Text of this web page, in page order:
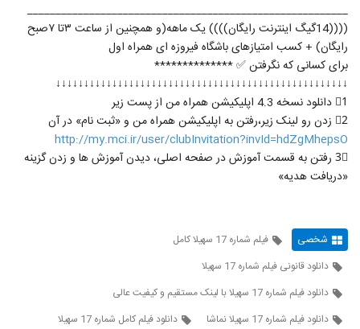
_________________________________________________________
((((14گیگ اینترنت رایگان)))) یک ماهه(و همچنین از ساعت ۳تا ۷صبح
رایگان) + کسب امتیازهای باشگاه فیروزه ای همراه اول
برای کسانی که نگرفتن ✅ **************
↓↓↓↓↓↓↓↓↓↓↓↓↓↓↓↓↓↓↓↓↓↓↓↓↓↓↓↓↓↓↓↓↓↓↓↓↓↓↓↓↓↓↓↓↓↓↓↓↓↓↓↓
1⃣ دانلود نسخه 4.3 اپلیکیشن همراه من از پست زیر
2⃣ زدن رو لینک زیر،رفتن به اپلیکیشن همراه من و «ثبت نام» در آن
http://my.mci.ir/user/clubInvitation?invId=hdZgMhepsO
3⃣ رفتن به قسمت آموزش در صفحه اصلی، دیدن آموزش ها و زدن گزینه
«دریافت هدیه»
شخصی
فیلم شماره 17 سهیلا کامل
دانلود قانونی فیلم شماره 17 سهیلا
دانلود فیلم شماره 17 سهیلا با لینک مستقیم و کیفیت عالی
دانلود فیلم شماره 17 سهیلا نماشا
دانلود فیلم کامل شماره 17 سهیلا